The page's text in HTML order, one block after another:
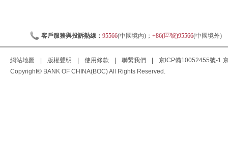
客戶服務與投訴熱線： 95566(中國境內)； +86(區號)95566(中國境外)
網站地圖 版權聲明 使用條款 聯繫我們 京ICP備10052455號-1
Copyright© BANK OF CHINA(BOC) All Rights Reserved.